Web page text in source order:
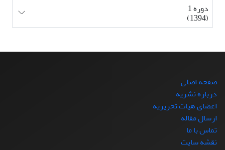
دوره 1
(1394)
صفحه اصلی
درباره نشریه
اعضای هیات تحریریه
ارسال مقاله
تماس با ما
نقشه سایت